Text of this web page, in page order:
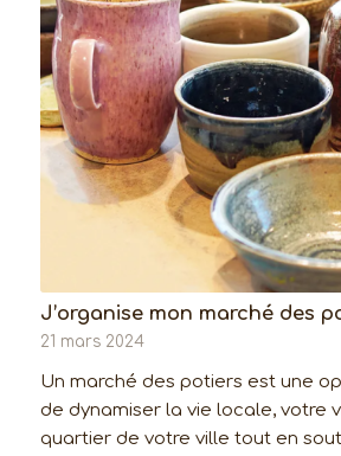
J’organise mon marché des
21 mars 2024
Un marché des potiers est une
de dynamiser la vie locale, votre
quartier de votre ville tout en